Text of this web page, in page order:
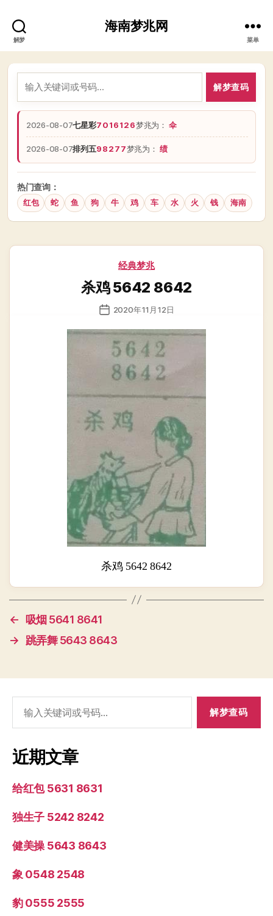
解梦
海南梦兆网
菜单
解梦查码
2026-08-07七星彩7016126梦兆为：伞
2026-08-07排列五98277梦兆为：绩
热门查询：
红包 蛇 鱼 狗 牛 鸡 车 水 火 钱 海南
分
经典梦兆
杀鸡 5642 8642
发
日
2020年11月12日
杀鸡 5642 8642
← 吸烟 5641 8641
→
跳弄舞 5643 8643
索：
近期文章
给红包 5631 8631
独生子 5242 8242
健美操 5643 8643
象 0548 2548
豹 0555 2555